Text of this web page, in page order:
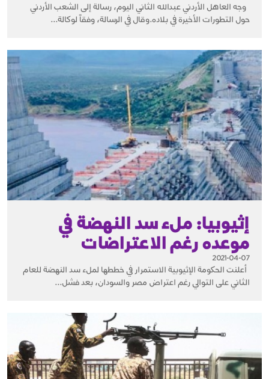
وجه العاهل الأردني عبدالله الثاني اليوم، رسالة إلى الشعب الأردني
حول التطورات الأخيرة في بلاده.وقال في الرسالة، وفقاً لوكالة...
إثيوبيا: ملء سد النهضة في
موعده رغم الاعتراضات
2021-04-07
أعلنت الحكومة الإثيوبية الاستمرار في خططها لملء سد النهضة للعام
الثاني على التوالي رغم اعتراض مصر والسودان، بعد فشل...